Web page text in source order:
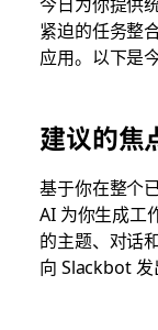
紧迫的任务整
应用。以下是
建议的焦
基于你在整个
AI 为你生成工
的主题、对话
向 Slackbot 发